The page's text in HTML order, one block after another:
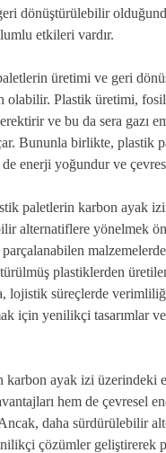
dönüştürülebilir
etkileri vardır.
üretimi ve geri
olabilir. Plastik üretimi, fosil
ve bu da sera gazı
Bununla birlikte, plastik
enerji yoğundur ve
paletlerin karbon ayak
alternatiflere yönelmek
plastiklerden
lojistik süreçlerde
için yenilikçi tasarımlar
karbon ayak izi üzerindeki
hem de çevresel
daha sürdürülebilir
çözümler geliştirerek